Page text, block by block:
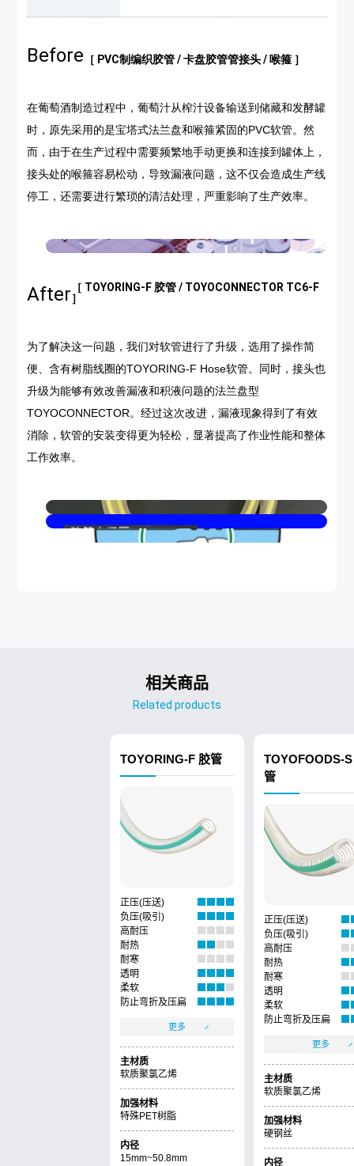
Before ［ PVC制编织胶管 / 卡盘胶管管接头 / 喉箍 ］
在葡萄酒制造过程中，葡萄汁从榨汁设备输送到储藏和发酵罐
时，原先采用的是宝塔式法兰盘和喉箍紧固的PVC软管。然
而，由于在生产过程中需要频繁地手动更换和连接到罐体上，
接头处的喉箍容易松动，导致漏液问题，这不仅会造成生产线
停工，还需要进行繁琐的清洁处理，严重影响了生产效率。
After ［ TOYORING-F 胶管 / TOYOCONNECTOR TC6-F
］
为了解决这一问题，我们对软管进行了升级，选用了操作简
便、含有树脂线圈的TOYORING-F Hose软管。同时，接头也
升级为能够有效改善漏液和积液问题的法兰盘型
TOYOCONNECTOR。经过这次改进，漏液现象得到了有效
消除，软管的安装变得更为轻松，显著提高了作业性能和整体
工作效率。